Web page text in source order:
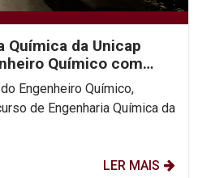
Química da Unicap
Químico com
Engenheiro Químico,
de Engenharia Química da
LER MAIS